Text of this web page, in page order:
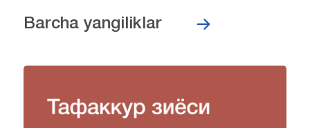
Barcha yangiliklar